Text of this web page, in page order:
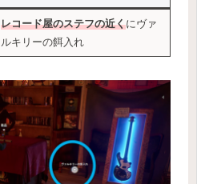
レコード屋のステフの近くにヴァ
ルキリーの餌入れ